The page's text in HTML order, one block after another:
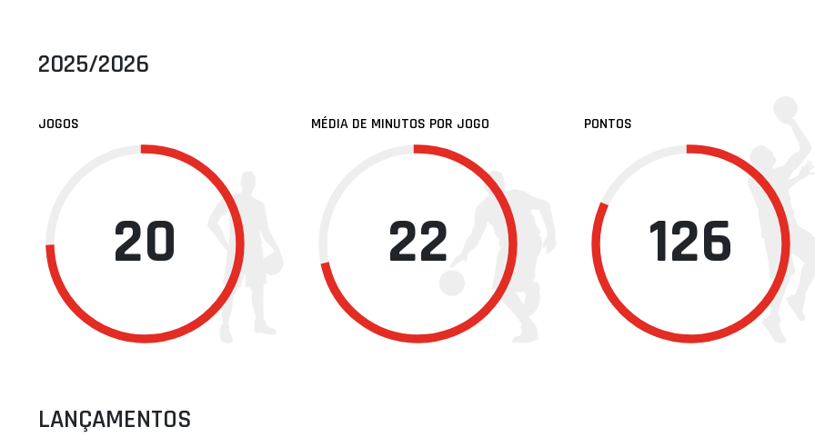
2025/2026
JOGOS
20
MÉDIA DE MINUTOS POR JOGO
22
PONTOS
126
LANÇAMENTOS